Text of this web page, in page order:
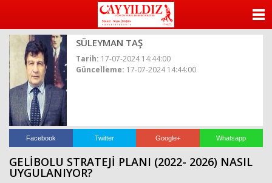
SÜLEYMAN TAŞ
Tarih: 17-07-2024 14:44:00
Güncelleme: 17-07-2024 14:44:00
Facebook Twitter Google+ Whatsapp
GELİBOLU STRATEJİ PLANI (2022- 2026) NASIL
UYGULANIYOR?
YAZARLAR
VİDEO GALERİ